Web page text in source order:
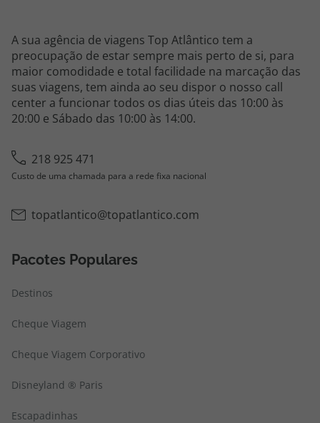
A sua agência de viagens Top Atlântico tem a
preocupação de estar sempre mais perto de si, para
maior comodidade e total facilidade na marcação das
suas viagens, tem ainda ao seu dispor o nosso call
center a funcionar todos os dias úteis das 10:00 às
20:00 e Sábado das 10:00 às 14:00.
218 925 471
Custo de uma chamada para a rede fixa nacional
topatlantico@topatlantico.com
Pacotes Populares
Destinos
Cheque Viagem
Cheque Viagem Corporativo
Disneyland ® Paris
Escapadinhas